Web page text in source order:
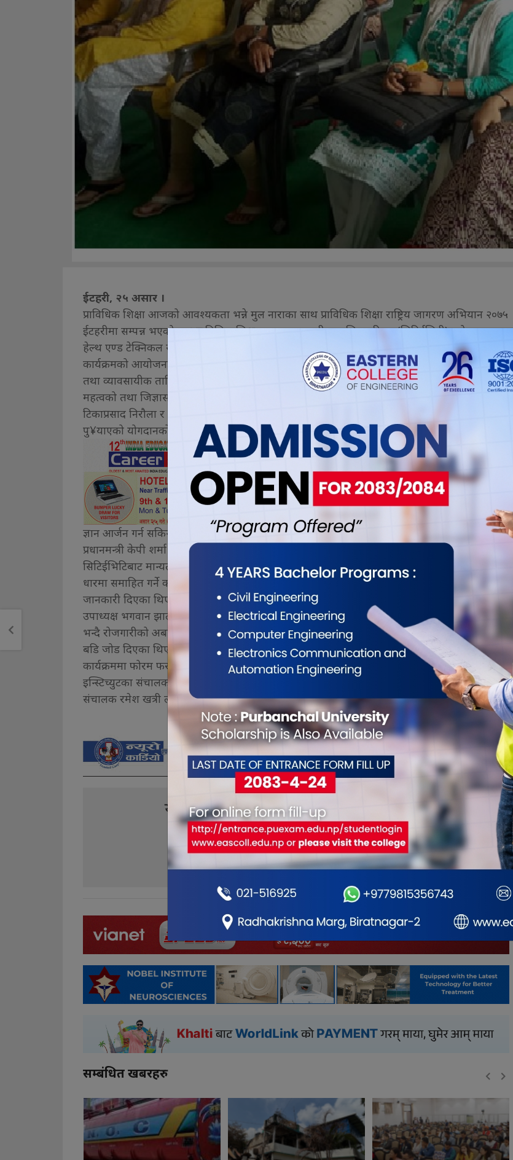
ईटहरी, २५ असार ।
प्राविधिक शिक्षा आजको आवश्यकता भन्ने मुल नाराका साथ प्राविधिक शिक्षा राष्ट्रिय जागरण अभियान २०७५
ईटहरीमा सम्पन्न भएको छ । प्राविधिक शिक्षा तथा व्यावासायीक तालिम परिषद (सिटिईभिटी), फोरम फर
हेल्थ एण्ड टेक्निकल साइन्स र निजि प्राविधिक शिक्षालय महासंघको सहभागितामा १ दिने अन्तरक्रिया
कार्यक्रमको आयोजना गरिउको हो । सहभागितामुलक १ दिने अन्तरक्रिया कार्यक्रममा बोल्दै प्राविधिक शिक्षा
तथा व्यावसायीक तालिम परिषद इटहरीका प्रमुख डा. शिब दाहालले प्राविधिक शिक्षा आजको आवश्यकता र
महत्वको तथा जिज्ञासा को बारेमा प्रकाश पारेका थिए । कार्यक्रममा बोल्दै न्यूरो हेल्थ कलेजका प्रमुख
टिकाप्रसाद निरौला र नोबेल मेडिकल कलेजका कार्यक्रम संयोजक बिगु चौधरीले प्राविधिक शिक्षाले
पु¥याएको योगदानको बारेमा चर्चा गरेका थिए ।
अहिले प्राबिधिक शिक्षाको आवश्यकता तथा कसरी प्राविधिक शिक्षाको
ज्ञान आर्जन गर्न सकिन्छ भन्ने बारेमा सहभागिहरुको जानकारी दिएका थिए ।
प्रधानमन्त्री केपी शर्मा ओलीबाट पद बहालीको क्रममा आगामी २ बर्ष भित्रमा प्रत्येक स्थानीय तहमा
सिटिईभिटिबाट मान्यता प्राप्त शिक्षालय स्थापना गरी धेरैभन्दा धेरै विद्यार्थीहरुलाई प्राविधिक शिक्षाको मुल
धारमा समाहित गर्ने कार्यक्रमलाई सफल बनाउन प्राविधिक शिक्षा राष्ट्रिय जागरण अभियान २०७५ ल्याईएको
जानकारी दिएका थिए । निजि तथा प्राविधिक शिक्षालय महासंघका प्रदेश नं. १ का अध्यक्ष तथा केन्द्रीय
उपाध्यक्ष भगवान झाले एक घर एक प्राविधिक, प्राविधिक शिक्षामा गुणस्तरियता, सिप सिकौं सम्मानित बनौं
भन्दै रोजगारीको अबसर सिर्जना गर्ने माध्याम प्राबिधिक शिक्षा भएकोमा जोड दिए । आदि नारामा अध्यक्षले
बडि जोड दिएका थिए ।
कार्यक्रममा फोरम फर टेक्निकल फोरम फर हेल्थ एण्ड टेक्निकल साइन्स प्रतिनिधि तथा कोशि हेल्थ
इन्स्टिच्युटका संचालक बिकास अधिकारी, विराट हेल्थ कलेजका प्रमुख अजय दास, गोल्डेन पार्क कलेजक
संचालक रमेश खत्री लगायतले आ–आफ्नो बिचार व्यक्त गरेका थिए ।
यो खबर पढेर तपाईलाई कस्तो महसुस भयो ?
0 0 0 0 0 0
सम्बंधित खबरहरु